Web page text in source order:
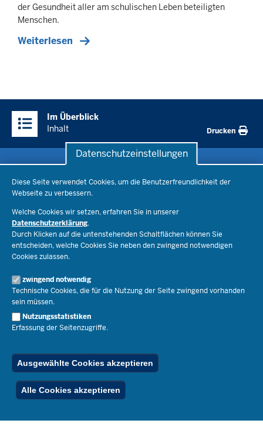
Datenschutzeinstellungen
Diese Seite verwendet Cookies, um die Benutzerfreundlichkeit der
Webseite zu verbessern.
Welche Cookies wir setzen, erfahren Sie in unserer
Datenschutzerklärung.
Durch Klicken auf die untenstehenden Schaltflächen können Sie
entscheiden, welche Cookies Sie neben den zwingend notwendigen
Cookies zulassen.
zwingend notwendig
Technische Cookies, die für die Nutzung der Seite zwingend vorhanden
sein müssen.
Nutzungsstatistiken
Erfassung der Seitenzugriffe.
Ausgewählte Cookies akzeptieren
Alle Cookies akzeptieren
der Gesundheit aller am schulischen Leben beteiligten
Menschen.
Weiterlesen
Inhalte
Im Überblick
Inhalt
Drucken
Bildungsthemen
Lehrkräfte
Recht
Schulleben
Ministerium
Ministerin Dorothee Feller
Staatssekretär Dr. Urban Mauer
Open Government
Bibliothek
Geschäftsbereich
Presse
Pressefotos
Social Media
Pressekontakt
Service
Schule(n) suchen
Kontakt
Der Weg zu uns
Publikationen
RSS-Feed
Ferienordnung
Spezialangebote
© 2026 Bildungsportal NRW
Below
Footer
Menu
Inhalt Impressum Datenschutz